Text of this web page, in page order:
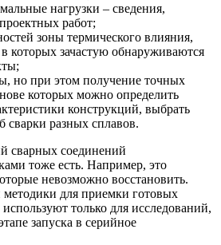
нагрузки – сведения,
работ;
зоны термического влияния,
которых зачастую обнаруживаются
но при этом получение точных
которых можно определить
конструкций, выбрать
сварки разных сплавов.
сварных соединений
тоже есть. Например, это
невозможно восстановить.
для приемки готовых
только для исследований,
запуска в серийное